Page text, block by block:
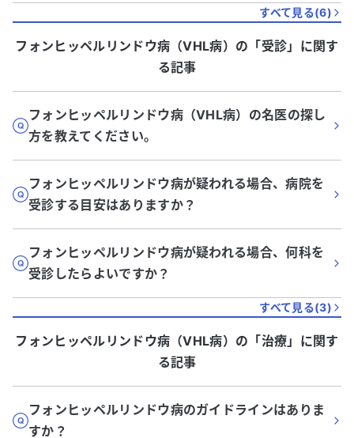
すべて見る(6)
フォンヒッペルリンドウ病（VHL病） の「受診」に関す
る記事
フォンヒッペルリンドウ病（VHL病）の名医の探し
方を教えてください。
フォンヒッペルリンドウ病が疑われる場合、病院を
受診する目安はありますか？
フォンヒッペルリンドウ病が疑われる場合、何科を
受診したらよいですか？
すべて見る(3)
フォンヒッペルリンドウ病（VHL病） の「治療」に関す
る記事
フォンヒッペルリンドウ病のガイドラインはありま
すか？